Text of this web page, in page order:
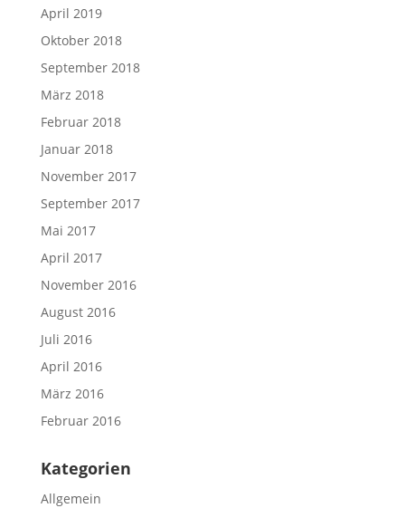
April 2019
Oktober 2018
September 2018
März 2018
Februar 2018
Januar 2018
November 2017
September 2017
Mai 2017
April 2017
November 2016
August 2016
Juli 2016
April 2016
März 2016
Februar 2016
Kategorien
Allgemein